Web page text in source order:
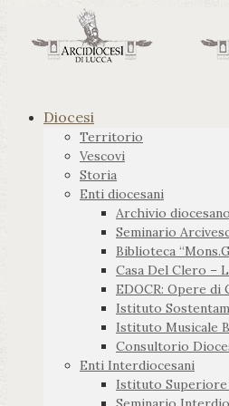
Diocesi
Territorio
Vescovi
Storia
Enti diocesani
Archivio diocesano
Seminario
Biblioteca
Casa Del Clero –
EDOCR: Opere di
Istituto
Istituto Musicale
Consultorio
Enti Interdiocesani
Istituto Superiore